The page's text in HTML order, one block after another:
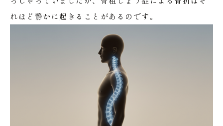
れほど静かに起きることがあるのです。